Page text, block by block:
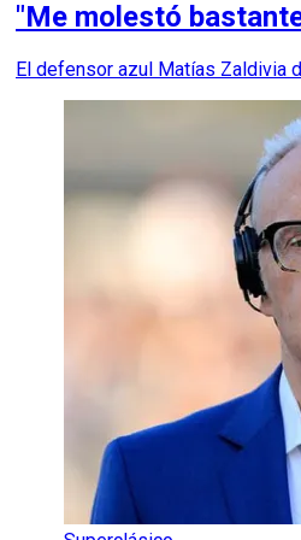
"Me molestó
El defensor azul Matías Zaldivia